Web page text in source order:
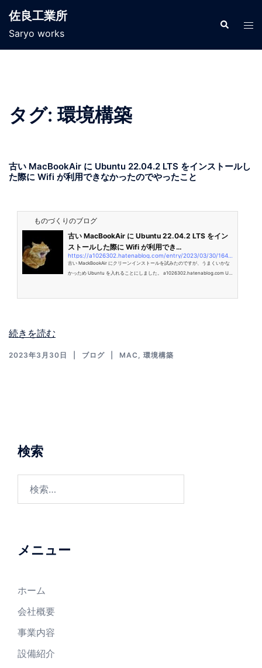
佐良工業所
Saryo works
タグ:環境構築
古い MacBookAir に Ubuntu 22.04.2 LTS をインストールし
た際に Wifi が利用できなかったのでやったこと
ものづくりのブログ
古い MacBookAir に Ubuntu 22.04.2 LTS をイン
ストールした際に Wifi が利用でき…
古い MackBookAir にクリーンインストールを試みたのですが、うまくいかな
かっため Ubuntu を入れることにしました。 a1026302.hatenablog.com Ub
続きを読む
2023年3月30日 ブログ MAC , 環境構築
検索
メニュー
ホーム
会社概要
事業内容
設備紹介